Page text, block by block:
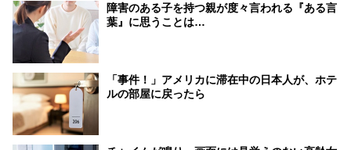
障害のある子を持つ親が度々言われる『ある言
葉』に思うことは…
「事件！」アメリカに滞在中の日本人が、ホテ
ルの部屋に戻ったら